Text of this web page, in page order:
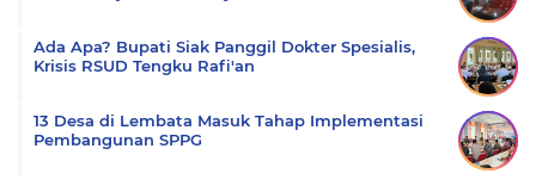
Ada Apa? Bupati Siak Panggil Dokter Spesialis,
Krisis RSUD Tengku Rafi'an
13 Desa di Lembata Masuk Tahap Implementasi
Pembangunan SPPG